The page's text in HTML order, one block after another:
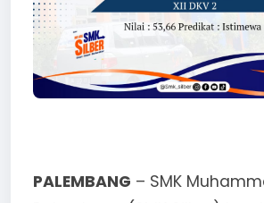
PALEMBANG – SMK